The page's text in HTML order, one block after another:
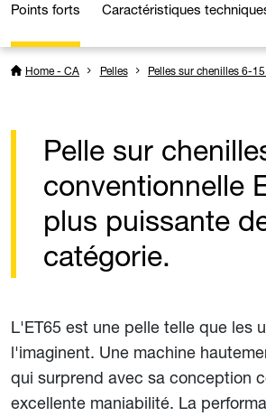
Points forts Caractéristiques
Home - CA Pelles Pelles sur chenilles 6-
Pelle sur
conventionnelle
plus puissante
catégorie.
L'ET65 est une pelle telle que les
l'imaginent. Une machine
qui surprend avec sa conception
excellente maniabilité. La